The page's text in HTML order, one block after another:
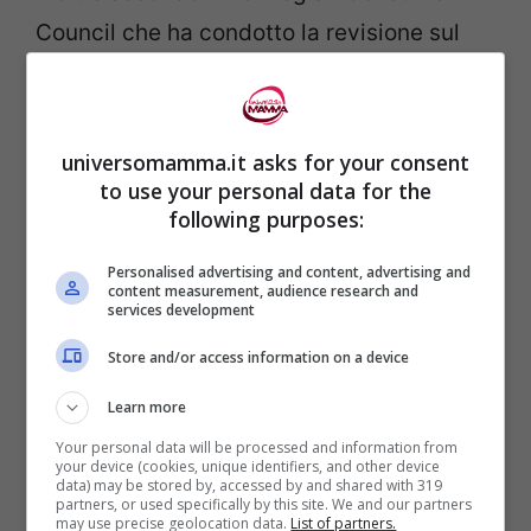
Council che ha condotto la revisione sul
controllo del gioco dall’esterno
Che questi smart toys non siano a prova di
universomamma.it asks for your consent
to use your personal data for the
following purposes:
Personalised advertising and content, advertising and
content measurement, audience research and
services development
Store and/or access information on a device
Learn more
Your personal data will be processed and information from
your device (cookies, unique identifiers, and other device
data) may be stored by, accessed by and shared with 319
partners, or used specifically by this site. We and our partners
may use precise geolocation data. List of partners.